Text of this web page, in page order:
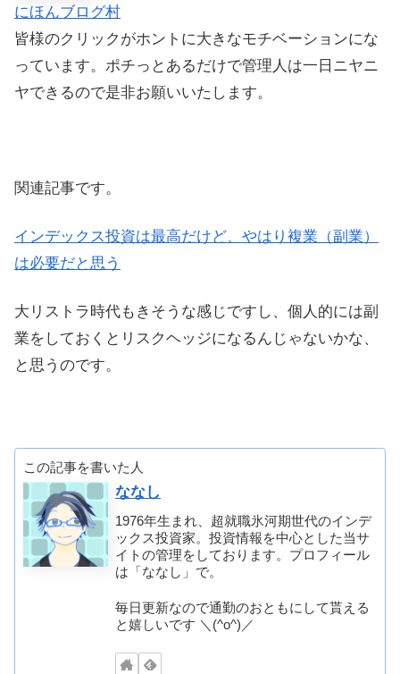
にほんブログ村
皆様のクリックがホントに大きなモチベーションにな
っています。ポチっとあるだけで管理人は一日ニヤニ
ヤできるので是非お願いいたします。
関連記事です。
インデックス投資は最高だけど、やはり複業（副業）
は必要だと思う
大リストラ時代もきそうな感じですし、個人的には副
業をしておくとリスクヘッジになるんじゃないかな、
と思うのです。
この記事を書いた人
ななし
1976年生まれ、超就職氷河期世代のインデ
ックス投資家。投資情報を中心とした当サ
イトの管理をしております。プロフィール
は「ななし」で。
毎日更新なので通勤のおともにして貰える
と嬉しいです ＼(^o^)／